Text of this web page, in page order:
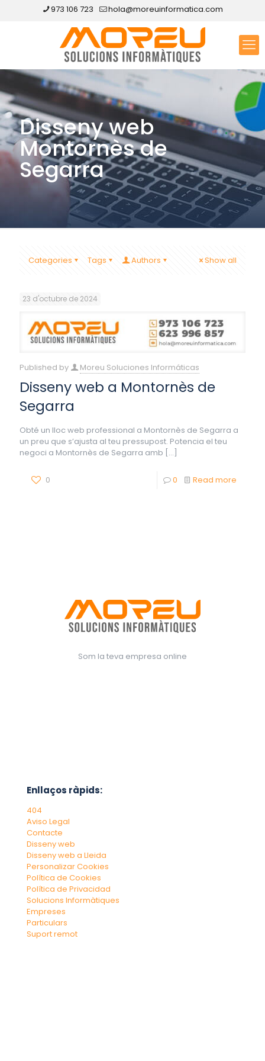
973 106 723 hola@moreuinformatica.com
Disseny web
Montornès de
Segarra
Categories Tags Authors Show all
23 d'octubre de 2024
Published by Moreu Soluciones Informáticas
Disseny web a Montornès de
Segarra
Obté un lloc web professional a Montornès de Segarra a
un preu que s’ajusta al teu pressupost. Potencia el teu
negoci a Montornès de Segarra amb […]
0 0 Read more
Som la teva empresa online
Enllaços ràpids:
404
Aviso Legal
Contacte
Disseny web
Disseny web a Lleida
Personalizar Cookies
Política de Cookies
Política de Privacidad
Solucions Informàtiques
Empreses
Particulars
Suport remot